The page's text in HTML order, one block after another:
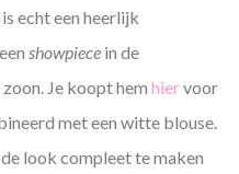
echt een heerlijk
showpiece in de
Je koopt hemhiervoor
met een witte blouse.
look compleet te maken